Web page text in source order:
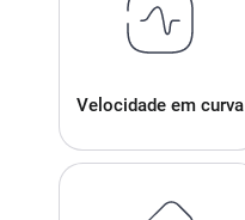
Velocidade em curva